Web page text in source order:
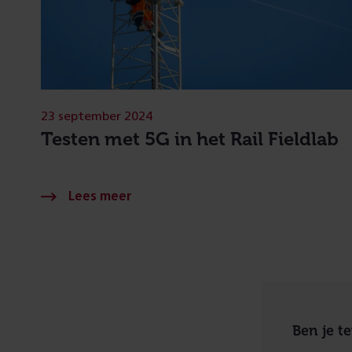
Testen met 5G in het Rail Fieldlab
23 september 2024
Ben je